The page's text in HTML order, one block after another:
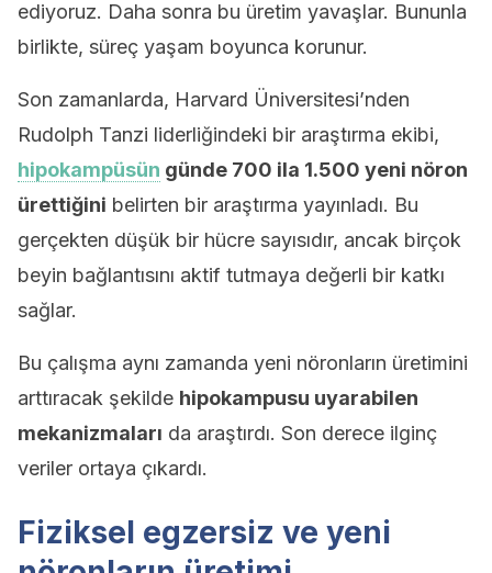
ediyoruz. Daha sonra bu üretim yavaşlar. Bununla
birlikte, süreç yaşam boyunca korunur.
Son zamanlarda, Harvard Üniversitesi’nden
Rudolph Tanzi liderliğindeki bir araştırma ekibi,
hipokampüsün günde 700 ila 1.500 yeni nöron
ürettiğini belirten bir araştırma yayınladı. Bu
gerçekten düşük bir hücre sayısıdır, ancak birçok
beyin bağlantısını aktif tutmaya değerli bir katkı
sağlar.
Bu çalışma aynı zamanda yeni nöronların üretimini
arttıracak şekilde hipokampusu uyarabilen
mekanizmaları da araştırdı. Son derece ilginç
veriler ortaya çıkardı.
Fiziksel egzersiz ve yeni